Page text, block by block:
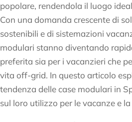
popolare, rendendola il luogo
Con una domanda crescente di
sostenibili e di sistemazioni
modulari stanno diventando
preferita sia per i vacanzieri che
vita off-grid. In questo articolo
tendenza delle case modulari in
sul loro utilizzo per le vacanze e